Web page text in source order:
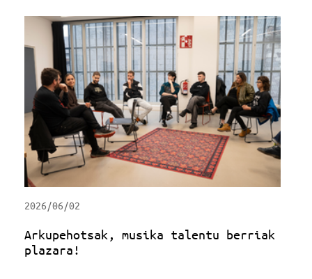
2026/06/02
Arkupehotsak, musika talentu berriak
plazara!